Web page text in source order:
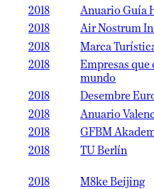
2018 Anuario Guía
2018
Air Nostrum
2018
Marca
2018
Empresas que
mundo
2018 Desembre
2018
Anuario
2018
GFBM
2018
TU Berlín
2018
M8ke Beijing